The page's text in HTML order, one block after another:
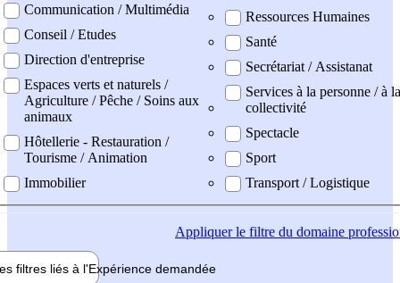
Communication / Multimédia
Conseil / Etudes
Direction d'entreprise
Espaces verts et naturels /
Agriculture / Pêche / Soins aux
animaux
Hôtellerie - Restauration /
Tourisme / Animation
Immobilier
Ressources Humaines
Santé
Secrétariat / Assistanat
Services à la personne / à la
collectivité
Spectacle
Sport
Transport / Logistique
Appliquerle filtre du domaine
filtres liés à l'Expérience demandée